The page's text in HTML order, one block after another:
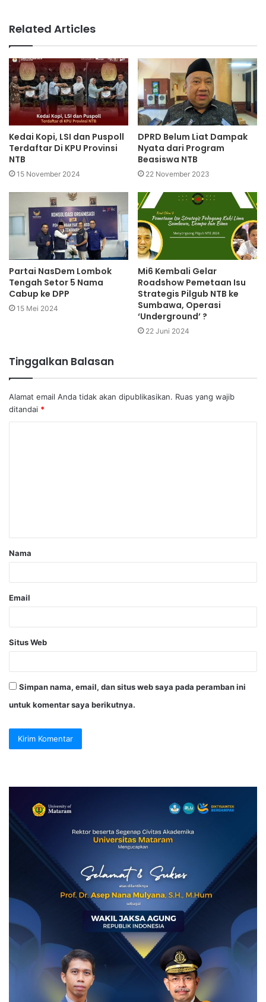
Related Articles
Kedai Kopi, LSI dan Puspoll
Terdaftar Di KPU Provinsi
NTB
15 November 2024
DPRD Belum Liat Dampak
Nyata dari Program
Beasiswa NTB
22 November 2023
Partai NasDem Lombok
Tengah Setor 5 Nama
Cabup ke DPP
15 Mei 2024
Mi6 Kembali Gelar
Roadshow Pemetaan Isu
Strategis Pilgub NTB ke
Sumbawa, Operasi
‘Underground’ ?
22 Juni 2024
Tinggalkan Balasan
Alamat email Anda tidak akan dipublikasikan. Ruas yang wajib
ditandai *
Nama
Email
Situs Web
Simpan nama, email, dan situs web saya pada peramban ini
untuk komentar saya berikutnya.